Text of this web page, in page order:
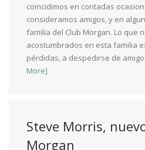
coincidimos en contadas
consideramos amigos, y en
familia del Club Morgan. Lo que
acostumbrados en esta familia
pérdidas, a despedirse de
More]
Steve Morris,
Morgan